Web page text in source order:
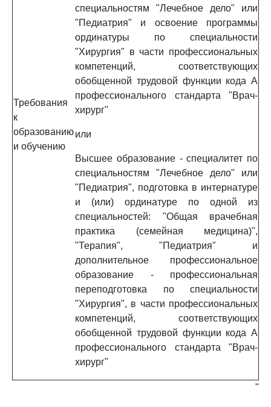
Требования
к
образованию
и обучению
специальностям "Лечебное дело" или
"Педиатрия" и освоение программы
ординатуры по специальности
"Хирургия" в части профессиональных
компетенций, соответствующих
обобщенной трудовой функции кода A
профессионального стандарта "Врач-
хирург"
или
Высшее образование - специалитет по
специальностям "Лечебное дело" или
"Педиатрия", подготовка в интернатуре
и (или) ординатуре по одной из
специальностей: "Общая врачебная
практика (семейная медицина)",
"Терапия", "Педиатрия" и
дополнительное профессиональное
образование - профессиональная
переподготовка по специальности
"Хирургия", в части профессиональных
компетенций, соответствующих
обобщенной трудовой функции кода A
профессионального стандарта "Врач-
хирург"
"